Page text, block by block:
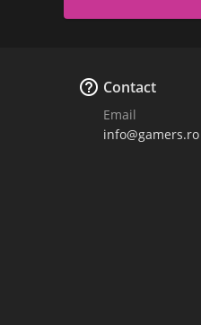
 Contact
Email
info@gamers.ro